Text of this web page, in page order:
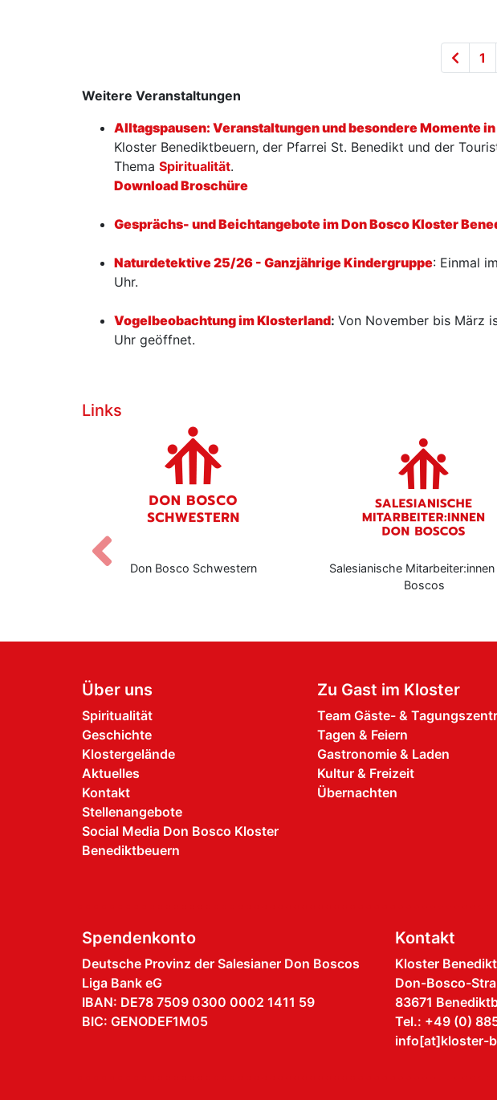
1
Weitere Veranstaltungen
Alltagspausen: Veranstaltungen und besondere Momente
Kloster Benediktbeuern, der Pfarrei St. Benedikt und der
Thema Spiritualität.
Download Broschüre
Gesprächs- und Beichtangebote im Don Bosco Kloster
Naturdetektive 25/26 - Ganzjährige Kindergruppe: Einmal
Uhr.
Vogelbeobachtung im Klosterland: Von November bis März
Uhr geöffnet.
Links
Don Bosco Schwestern
Salesianische Mitarbeiter:innen
Boscos
Zurück
Über uns
Spiritualität
Geschichte
Klostergelände
Aktuelles
Kontakt
Stellenangebote
Social Media Don Bosco Kloster
Benediktbeuern
Zu Gast im Kloster
Team Gäste- &
Tagen & Feiern
Gastronomie & Laden
Kultur & Freizeit
Übernachten
Spendenkonto
Deutsche Provinz der Salesianer Don Boscos
Liga Bank eG
IBAN: DE78 7509 0300 0002 1411 59
BIC: GENODEF1M05
Kontakt
Kloster
Don-Bosco-
83671
Tel.: +49 (0)
info[at]kloster-